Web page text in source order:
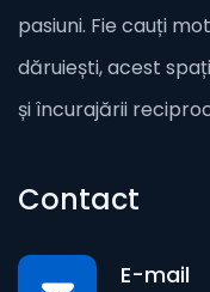
pasiuni. Fie cauți
dăruiești, acest
și încurajării
Contact
E-mail